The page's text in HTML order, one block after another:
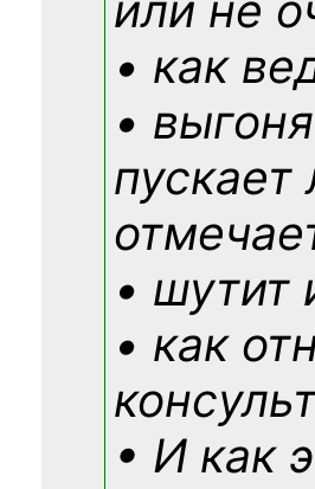
• как
•
• шутит
• как
• И как